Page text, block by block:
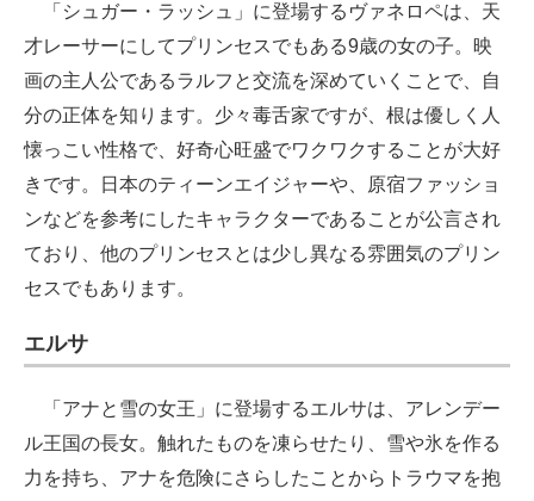
「シュガー・ラッシュ」に登場するヴァネロペは、天
才レーサーにしてプリンセスでもある9歳の女の子。映
画の主人公であるラルフと交流を深めていくことで、自
分の正体を知ります。少々毒舌家ですが、根は優しく人
懐っこい性格で、好奇心旺盛でワクワクすることが大好
きです。日本のティーンエイジャーや、原宿ファッショ
ンなどを参考にしたキャラクターであることが公言され
ており、他のプリンセスとは少し異なる雰囲気のプリン
セスでもあります。
エルサ
「アナと雪の女王」に登場するエルサは、アレンデー
ル王国の長女。触れたものを凍らせたり、雪や氷を作る
力を持ち、アナを危険にさらしたことからトラウマを抱